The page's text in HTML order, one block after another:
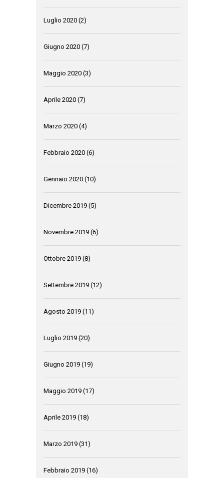
Luglio 2020 (2)
Giugno 2020 (7)
Maggio 2020 (3)
Aprile 2020 (7)
Marzo 2020 (4)
Febbraio 2020 (6)
Gennaio 2020 (10)
Dicembre 2019 (5)
Novembre 2019 (6)
Ottobre 2019 (8)
Settembre 2019 (12)
Agosto 2019 (11)
Luglio 2019 (20)
Giugno 2019 (19)
Maggio 2019 (17)
Aprile 2019 (18)
Marzo 2019 (31)
Febbraio 2019 (16)